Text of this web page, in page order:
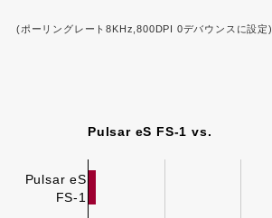
(ポーリングレート8KHz,800DPI 0デバウンスに設定)
Pulsar eS FS-1 vs.
Pulsar eS
FS-1